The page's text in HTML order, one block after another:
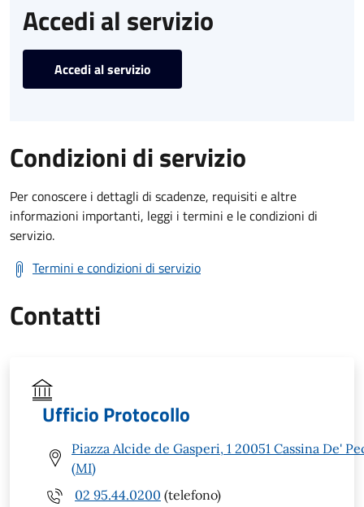
Accedi al servizio
Accedi al servizio
Condizioni di servizio
Per conoscere i dettagli di scadenze, requisiti e altre
informazioni importanti, leggi i termini e le condizioni di
servizio.
Termini e condizioni di servizio
Contatti
Ufficio Protocollo
Piazza Alcide de Gasperi, 1 20051 Cassina De'
(MI)
02 95.44.0200 (telefono)